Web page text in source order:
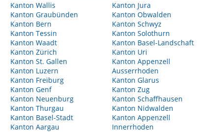
Kanton Wallis
Kanton Graubünden
Kanton Bern
Kanton Tessin
Kanton Waadt
Kanton Zürich
Kanton St. Gallen
Kanton Luzern
Kanton Freiburg
Kanton Genf
Kanton Neuenburg
Kanton Thurgau
Kanton Basel-Stadt
Kanton Aargau
Kanton Jura
Kanton Obwalden
Kanton Schwyz
Kanton Solothurn
Kanton Basel-Landschaft
Kanton Uri
Kanton Appenzell
Ausserrhoden
Kanton Glarus
Kanton Zug
Kanton Schaffhausen
Kanton Nidwalden
Kanton Appenzell
Innerrhoden